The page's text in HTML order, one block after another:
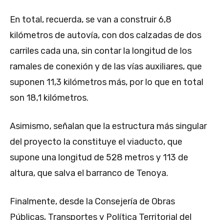
En total, recuerda, se van a construir 6,8
kilómetros de autovía, con dos calzadas de dos
carriles cada una, sin contar la longitud de los
ramales de conexión y de las vías auxiliares, que
suponen 11,3 kilómetros más, por lo que en total
son 18,1 kilómetros.
Asimismo, señalan que la estructura más singular
del proyecto la constituye el viaducto, que
supone una longitud de 528 metros y 113 de
altura, que salva el barranco de Tenoya.
Finalmente, desde la Consejería de Obras
Públicas, Transportes y Política Territorial del